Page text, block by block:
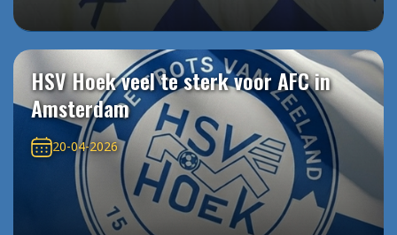
HSV Hoek veel te sterk voor AFC in
Amsterdam
20-04-2026